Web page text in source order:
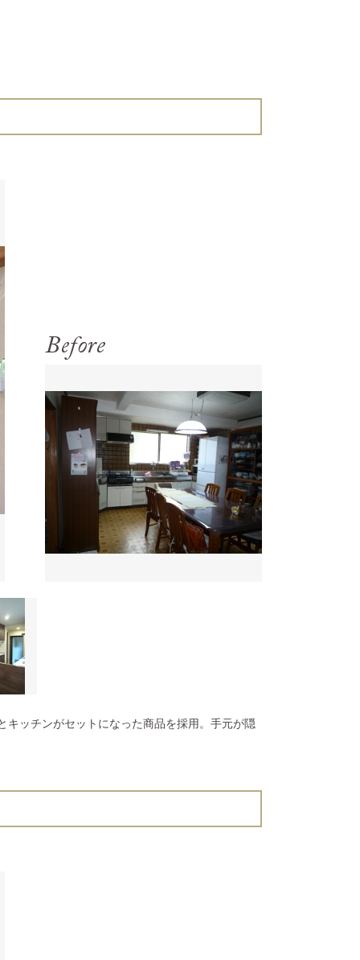
ッチンがセットになった商品を採用。手元が隠